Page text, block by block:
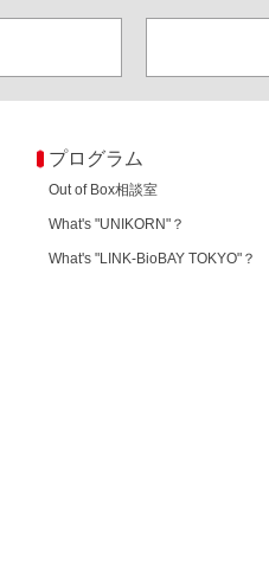
プログラム
Out of Box相談室
What's "UNIKORN"？
What's "LINK-BioBAY TOKYO"？